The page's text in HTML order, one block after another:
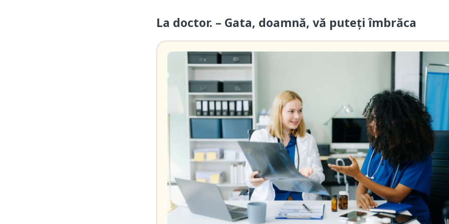
La doctor. – Gata, doamnă, vă puteți îmbrăca